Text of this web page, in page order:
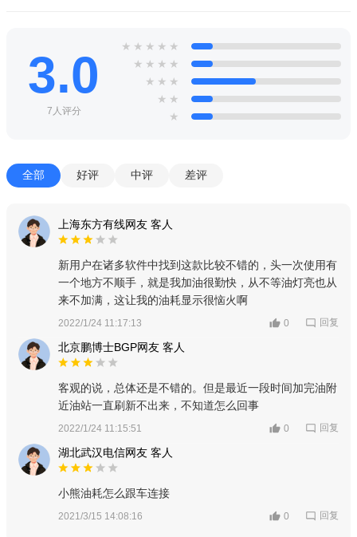
3.0
7人评分
★ ★ ★ ★ ★
★ ★ ★ ★
★ ★ ★
★ ★
★
全部 好评 中评 差评
上海东方有线网友 客人
新用户在诸多软件中找到这款比较不错的，头一次使用有
一个地方不顺手，就是我加油很勤快，从不等油灯亮也从
来不加满，这让我的油耗显示很恼火啊
2022/1/24 11:17:13 0 回复
北京鹏博士BGP网友 客人
客观的说，总体还是不错的。但是最近一段时间加完油附
近油站一直刷新不出来，不知道怎么回事
2022/1/24 11:15:51 0 回复
湖北武汉电信网友 客人
小熊油耗怎么跟车连接
2021/3/15 14:08:16 0 回复